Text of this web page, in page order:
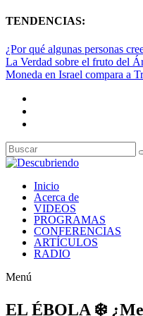
TENDENCIAS:
¿Por qué algunas personas
La Verdad sobre el fruto del
Moneda en Israel compara a
Inicio
Acerca de
VIDEOS
PROGRAMAS
CONFERENCIAS
ARTÍCULOS
RADIO
Menú
EL ÉBOLA ❄️